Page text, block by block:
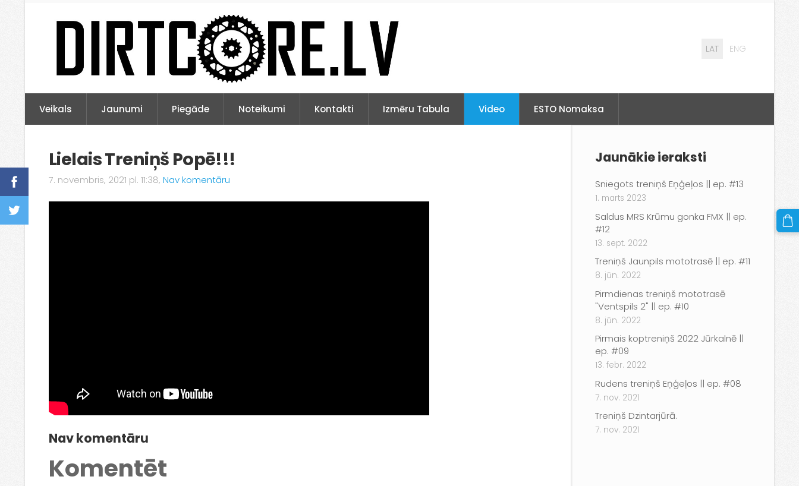
LAT ENG
Veikals Jaunumi Piegāde Noteikumi Kontakti Izmēru Tabula Video ESTO Nomaksa
Jaunākie ieraksti
Sniegots treniņš Eņģeļos || ep. #13
1. marts 2023
Saldus MRS Krūmu gonka FMX || ep.
#12
13. sept. 2022
Treniņš Jaunpils mototrasē || ep. #11
8. jūn. 2022
Pirmdienas treniņš mototrasē
"Ventspils 2" || ep. #10
8. jūn. 2022
Pirmais koptreniņš 2022 Jūrkalnē ||
ep. #09
13. febr. 2022
Rudens treniņš Eņģeļos || ep. #08
7. nov. 2021
Treniņš Dzintarjūrā.
7. nov. 2021
Lielais Treniņš Popē!!!
7. novembris, 2021 pl. 11:38, Nav komentāru
Nav komentāru
Komentēt